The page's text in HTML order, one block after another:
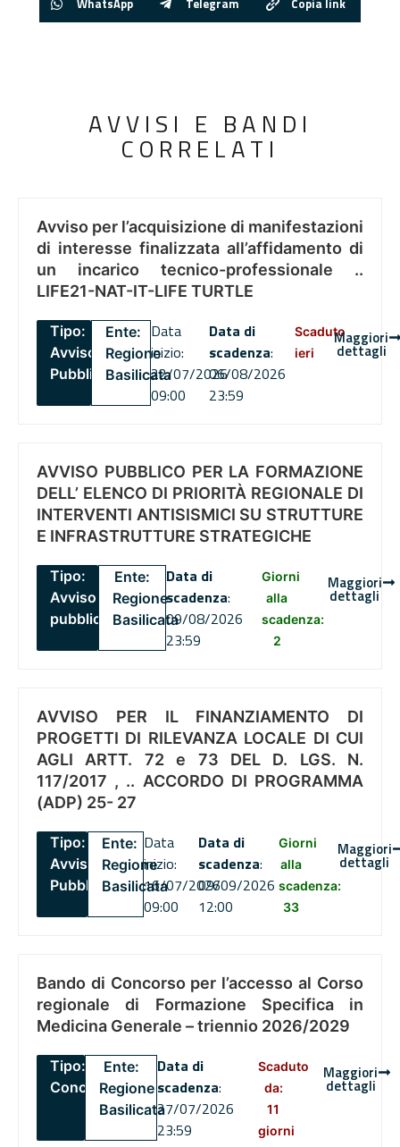
AVVISI E BANDI
CORRELATI
Avviso per l’acquisizione di manifestazioni
di interesse finalizzata all’affidamento di
un incarico tecnico-professionale ..
LIFE21-NAT-IT-LIFE TURTLE
Tipo:
Avviso
Pubblico
Ente:
Regione
Basilicata
Data
inizio:
22/07/2026
09:00
Data di
scadenza:
06/08/2026
23:59
Scaduto
ieri
Maggiori
dettagli
AVVISO PUBBLICO PER LA FORMAZIONE
DELL’ ELENCO DI PRIORITÀ REGIONALE DI
INTERVENTI ANTISISMICI SU STRUTTURE
E INFRASTRUTTURE STRATEGICHE
Tipo:
Avviso
pubblico
Ente:
Regione
Basilicata
Data di
scadenza:
09/08/2026
23:59
Giorni
alla
scadenza:
2
Maggiori
dettagli
AVVISO PER IL FINANZIAMENTO DI
PROGETTI DI RILEVANZA LOCALE DI CUI
AGLI ARTT. 72 e 73 DEL D. LGS. N.
117/2017 , .. ACCORDO DI PROGRAMMA
(ADP) 25- 27
Tipo:
Avviso
Pubblico
Ente:
Regione
Basilicata
Data
inizio:
16/07/2026
09:00
Data di
scadenza:
09/09/2026
12:00
Giorni
alla
scadenza:
33
Maggiori
dettagli
Bando di Concorso per l’accesso al Corso
regionale di Formazione Specifica in
Medicina Generale – triennio 2026/2029
Tipo:
Concorsi
Ente:
Regione
Basilicata
Data di
scadenza:
27/07/2026
23:59
Scaduto
da:
11
giorni
Maggiori
dettagli